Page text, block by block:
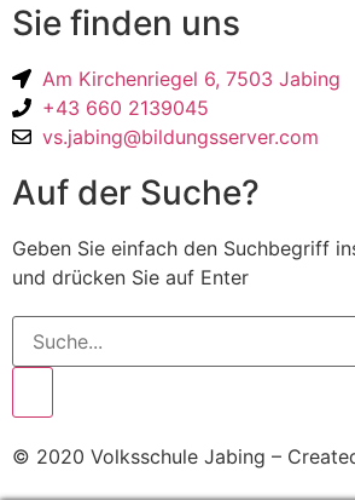
Sie finden uns
Am Kirchenriegel 6, 7503 Jabing
+43 660 2139045
vs.jabing@bildungsserver.com
Auf der Suche?
Geben Sie einfach den Suchbegriff
und drücken Sie auf Enter
© 2020 Volksschule Jabing –